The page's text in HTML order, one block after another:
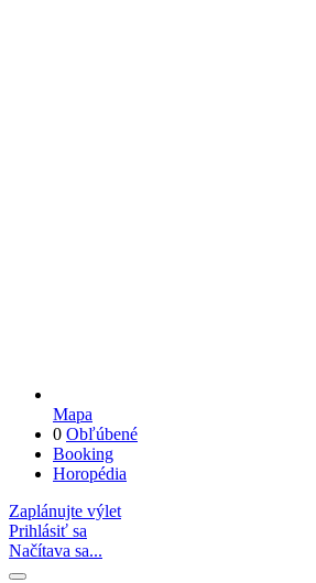
Mapa
0 Obľúbené
Booking
Horopédia
Zaplánujte výlet
Prihlásiť sa
Načítava sa...